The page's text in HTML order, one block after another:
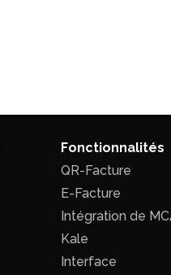
Fonctionnalités
QR-Facture
E-Facture
Intégration de
Kale
Interface